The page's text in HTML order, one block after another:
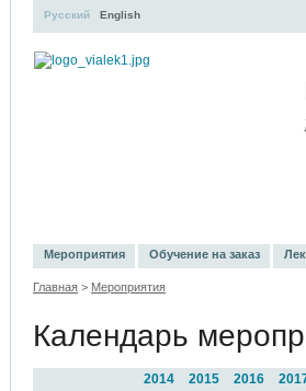
Русский English
Мероприятия Обучение на заказ
Главная > Мероприятия
Календарь
2016
2015
2014